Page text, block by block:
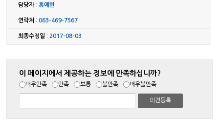
담당자:홍예현
연락처 :063-469-7567
최종수정일 : 2017-08-03
이 페이지에서 제공하는 정보에 만족하십니까?
매우만족 만족 보통 불만족 매우불만족